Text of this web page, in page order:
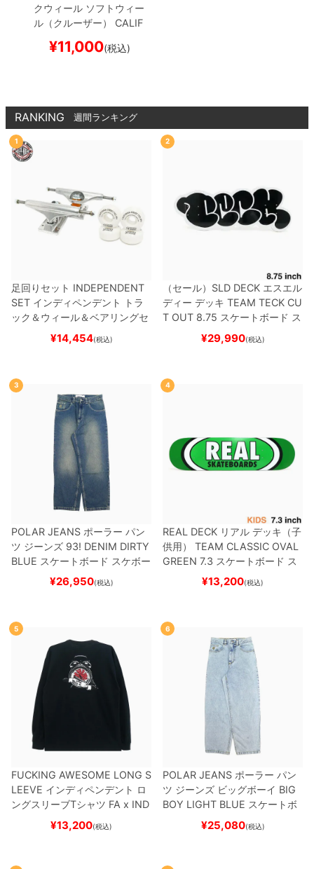
クウィール ソフトウィー
ル（クルーザー）
CALIF
RANGE 60mmスケート
¥11,000(税込)
RANKING 週間ランキング
1
足回りセット INDEPENDENT
SET インディペンデント
トラ
ック＆ウィール＆ベアリングセ
（トリック用）
ード スケボー
¥14,454(税込)
2
（セール） SLD DECK エスエル
ディー デッキ TEAM TECK CU
T OUT 8.75 スケートボード ス
¥29,990(税込)
3
POLAR JEANS ポーラー パン
ツ ジーンズ 93! DENIM DIRTY
BLUE スケートボード スケボー
¥26,950(税込)
4
REAL DECK リアル デッキ（子
供用）
TEAM CLASSIC OVAL
GREEN 7.3 スケートボード ス
¥13,200(税込)
5
FUCKING AWESOME LONG S
LEEVE インディペンデント ロ
ングスリーブTシャツ FA x IND
EPENDENTHOSTAGE
スケートボード スケボー
¥13,200(税込)
6
POLAR JEANS ポーラー パン
ツ ジーンズ ビッグボーイ BIG
BOY LIGHT BLUE スケートボ
ード スケボー
¥25,080(税込)